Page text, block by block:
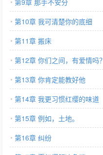
第9章 那手不安分
第10章 我可清楚你的底细
第11章 搬床
第12章 你们之间，有爱情吗？
第13章 你肯定能教好他
第14章 我更习惯红缨的味道
第15章 例如，土地。
第16章 纠纷